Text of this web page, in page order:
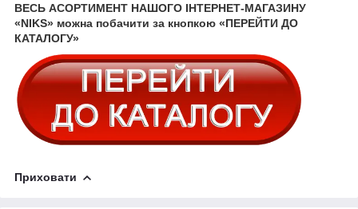
ВЕСЬ АСОРТИМЕНТ НАШОГО ІНТЕРНЕТ-МАГАЗИНУ
«NIKS» можна побачити за кнопкою «ПЕРЕЙТИ ДО
КАТАЛОГУ»
Приховати